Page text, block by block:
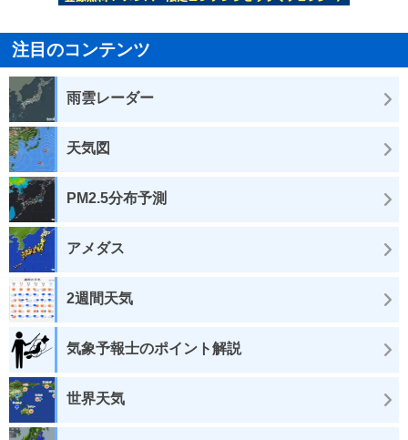
注目のコンテンツ
雨雲レーダー
天気図
PM2.5分布予測
アメダス
2週間天気
気象予報士のポイント解説
世界天気